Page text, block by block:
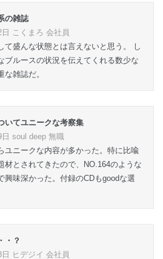
の雑誌
こくまろ 会社員
て盛んな状態とは言えないと思う。 し
ブルースの状況を伝えてくれる数少な
雑誌だ。
いてユニークな考察集
日 soul deep 無職
ユニークな内容が多かった。特に比喩
材とされてきたので、NO.164のような
興味深かった。付録のCDもgoodな選
・？
ヒデジイ 会社員